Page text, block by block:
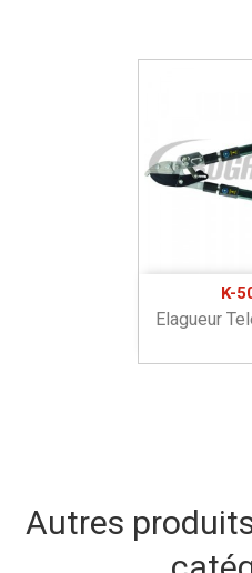
K-
Elagueur
Autres